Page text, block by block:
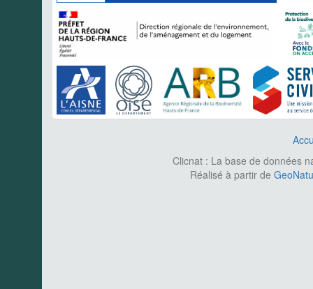
Clicnat : La base de données
Réalisé à partir de